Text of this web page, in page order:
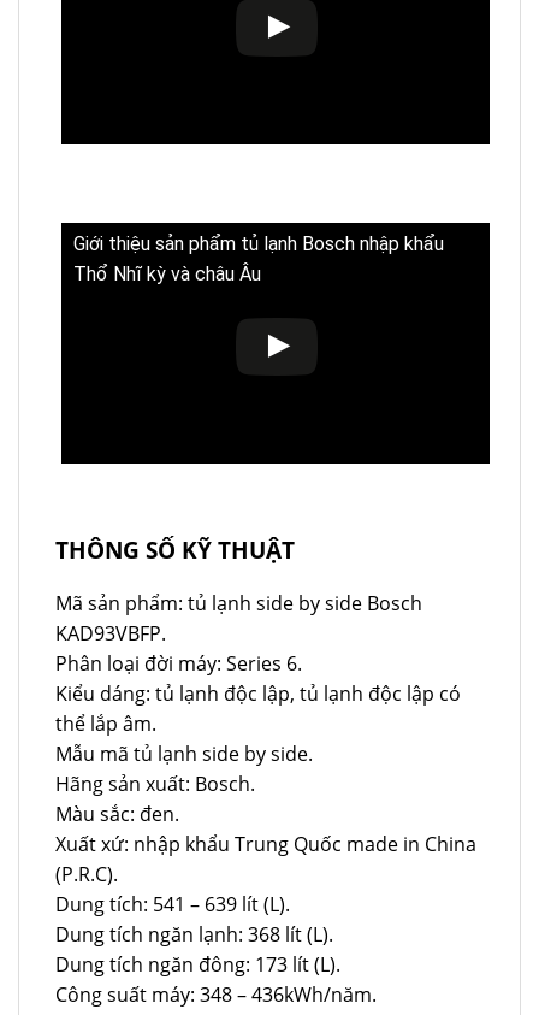
Giới thiệu sản phẩm tủ lạnh Bosch nhập khẩu
Thổ Nhĩ kỳ và châu Âu
THÔNG SỐ KỸ THUẬT
Mã sản phẩm: tủ lạnh side by side Bosch
KAD93VBFP.
Phân loại đời máy: Series 6.
Kiểu dáng: tủ lạnh độc lập, tủ lạnh độc lập có
thể lắp âm.
Mẫu mã tủ lạnh side by side.
Hãng sản xuất: Bosch.
Màu sắc: đen.
Xuất xứ: nhập khẩu Trung Quốc made in China
(P.R.C).
Dung tích: 541 – 639 lít (L).
Dung tích ngăn lạnh: 368 lít (L).
Dung tích ngăn đông: 173 lít (L).
Công suất máy: 348 – 436kWh/năm.